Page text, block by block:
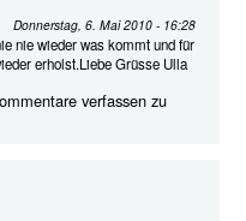
Donnerstag, 6. Mai 2010 - 16:28
nie wieder was kommt und für
erholst.Liebe Grüsse Ulla
verfassen zu